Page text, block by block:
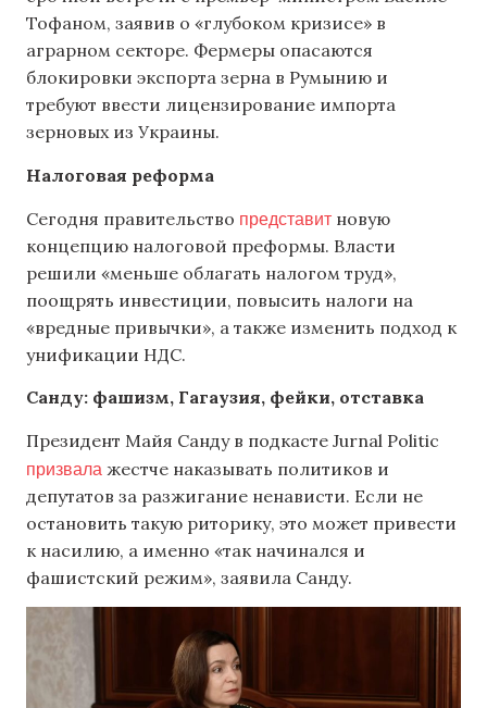
Тофаном, заявив о «глубоком кризисе» в
аграрном секторе. Фермеры опасаются
блокировки экспорта зерна в Румынию и
требуют ввести лицензирование импорта
зерновых из Украины.
Налоговая реформа
Сегодня правительство представит новую
концепцию налоговой преформы. Власти
решили «меньше облагать налогом труд»,
поощрять инвестиции, повысить налоги на
«вредные привычки», а также изменить подход к
унификации НДС.
Санду: фашизм, Гагаузия, фейки, отставка
Президент Майя Санду в подкасте Jurnal Politic
призвала жестче наказывать политиков и
депутатов за разжигание ненависти. Если не
остановить такую риторику, это может привести
к насилию, а именно «так начинался и
фашистский режим», заявила Санду.